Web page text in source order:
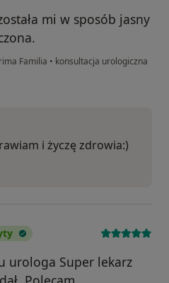
mi w sposób jasny
Familia • konsultacja urologiczna
i życzę zdrowia:)
urologa Super lekarz